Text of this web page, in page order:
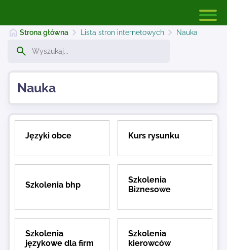
Dodaj stronę
Kontakt
Strona główna Lista stron internetowych Nauka
Nauka
Języki obce Kurs rysunku
Szkolenia bhp
Szkolenia
Biznesowe
Szkolenia
językowe dla firm
Szkolenia
kierowców